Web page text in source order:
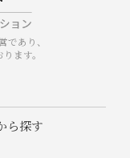
であり、
ます。
ら探す